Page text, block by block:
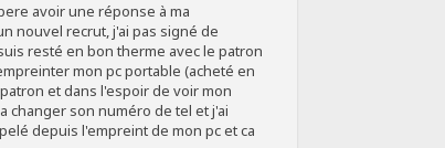
avoir une réponse à ma
nouvel recrut, j'ai pas signé de
resté en bon therme avec le patron
mon pc portable (acheté en
et dans l'espoir de voir mon
changer son numéro de tel et j'ai
depuis l'empreint de mon pc et ca